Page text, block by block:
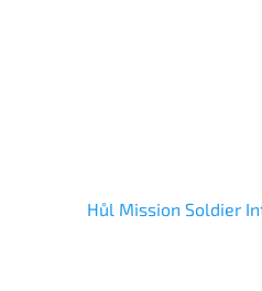
Hůl Mission Soldier